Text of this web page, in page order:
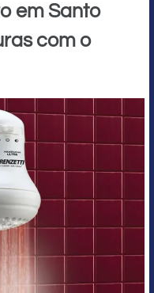
em Santo
com o